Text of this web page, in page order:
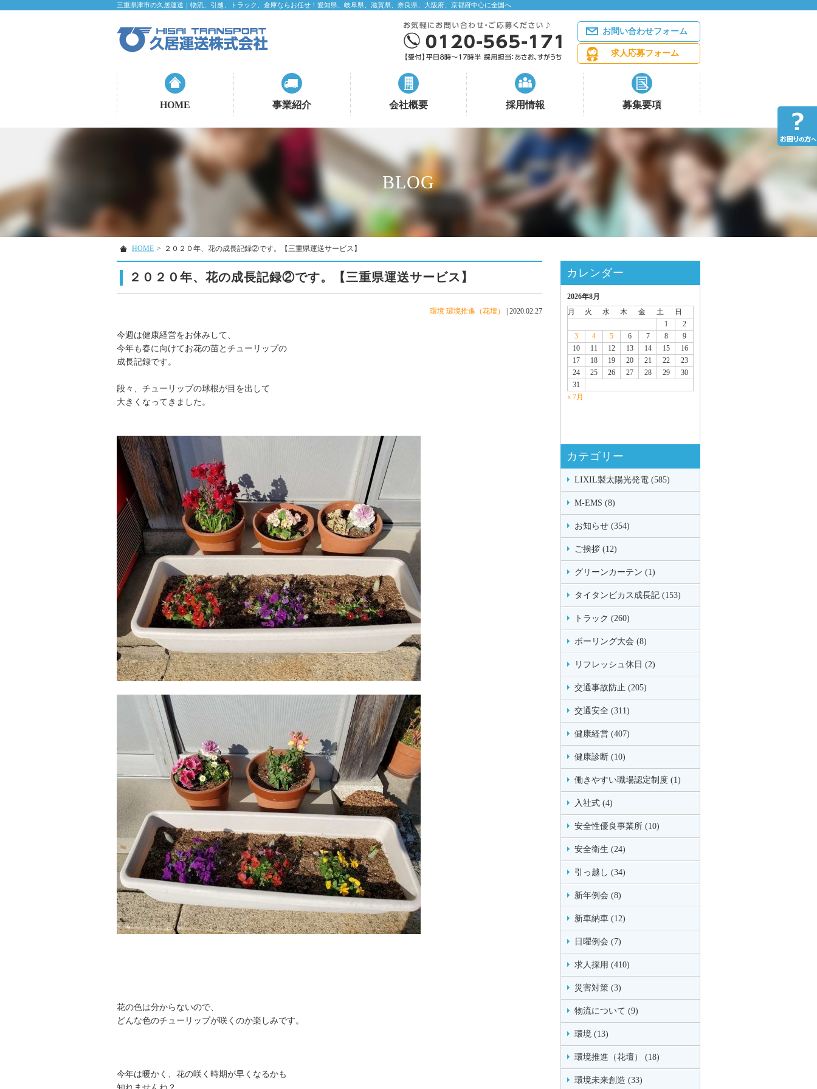
三重県津市の久居運送｜物流、引越、トラック、倉庫ならお任せ！愛知県、岐阜県、滋賀県、奈良県、大阪府、京都府中心に全国へ
お問い合わせフォーム
求人応募フォーム
HOME 事業紹介 会社概要 採用情報 募集要項
BLOG
HOME > ２０２０年、花の成長記録②です。【三重県運送サービス】
２０２０年、花の成長記録②です。【三重県運送サービス】
環境 環境推進（花壇） 2020.02.27
今週は健康経営をお休みして、
今年も春に向けてお花の苗とチューリップの
成長記録です。
段々、チューリップの球根が目を出して
大きくなってきました。
花の色は分からないので、
どんな色のチューリップが咲くのか楽しみです。
今年は暖かく、花の咲く時期が早くなるかも
カレンダー
2026年8月
月
火 水 木 金 土
日
1
2
3
4 5 6 7 8
9
10
11 12 13 14 15
16
17
18 19 20 21 22
23
24
25 26 27 28 29
30
31
« 7月
カテゴリー
LIXIL製太陽光発電 (585)
M-EMS (8)
お知らせ (354)
ご挨拶 (12)
グリーンカーテン (1)
タイタンビカス成長記 (153)
トラック (260)
ボーリング大会 (8)
リフレッシュ休日 (2)
交通事故防止 (205)
交通安全 (311)
健康経営 (407)
健康診断 (10)
働きやすい職場認定制度 (1)
入社式 (4)
安全性優良事業所 (10)
安全衛生 (24)
引っ越し (34)
新年例会 (8)
新車納車 (12)
日曜例会 (7)
求人採用 (410)
災害対策 (3)
物流について (9)
環境 (13)
環境推進（花壇） (18)
環境未来創造 (33)